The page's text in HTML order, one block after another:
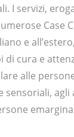
I servizi,
Case
e
di cura e
alle
sensoriali,